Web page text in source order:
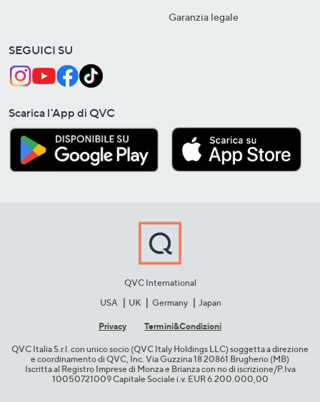
Garanzia legale
SEGUICI SU
Scarica l'App di QVC
QVC International
USA
UK Germany Japan
Privacy Termini&C​ondizioni
QVC Italia S.r.l. con unico socio (QVC Italy Holdings LLC) soggetta a direzione
e coordinamento di QVC, Inc. Via Guzzina 18 20861 Brugherio (MB)​
Iscritta al Registro Imprese di Monza e Brianza con no di iscrizione/P.Iva
10050721009 Capitale Sociale i.v. EUR 6.200.000,00​